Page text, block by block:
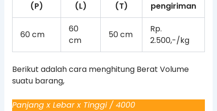
(P)
(L)
(T)
pengiriman
60 cm
60
cm
50 cm
Rp.
2.500,-/kg
Berikut adalah cara menghitung Berat Volume
suatu barang,
Panjang x Lebar x Tinggi / 4000